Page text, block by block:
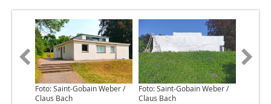
Foto: Saint-Gobain Weber /
Claus Bach
Foto: Saint-Gobain Weber /
Claus Bach